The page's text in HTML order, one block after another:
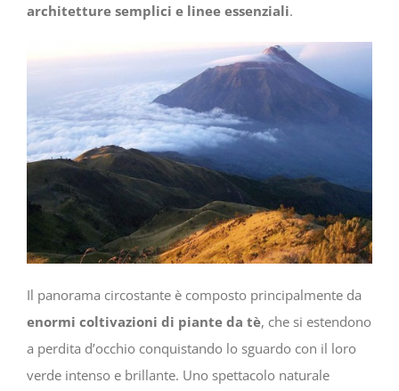
architetture semplici e linee essenziali.
Il panorama circostante è composto principalmente da
enormi coltivazioni di piante da tè, che si estendono
a perdita d’occhio conquistando lo sguardo con il loro
verde intenso e brillante. Uno spettacolo naturale